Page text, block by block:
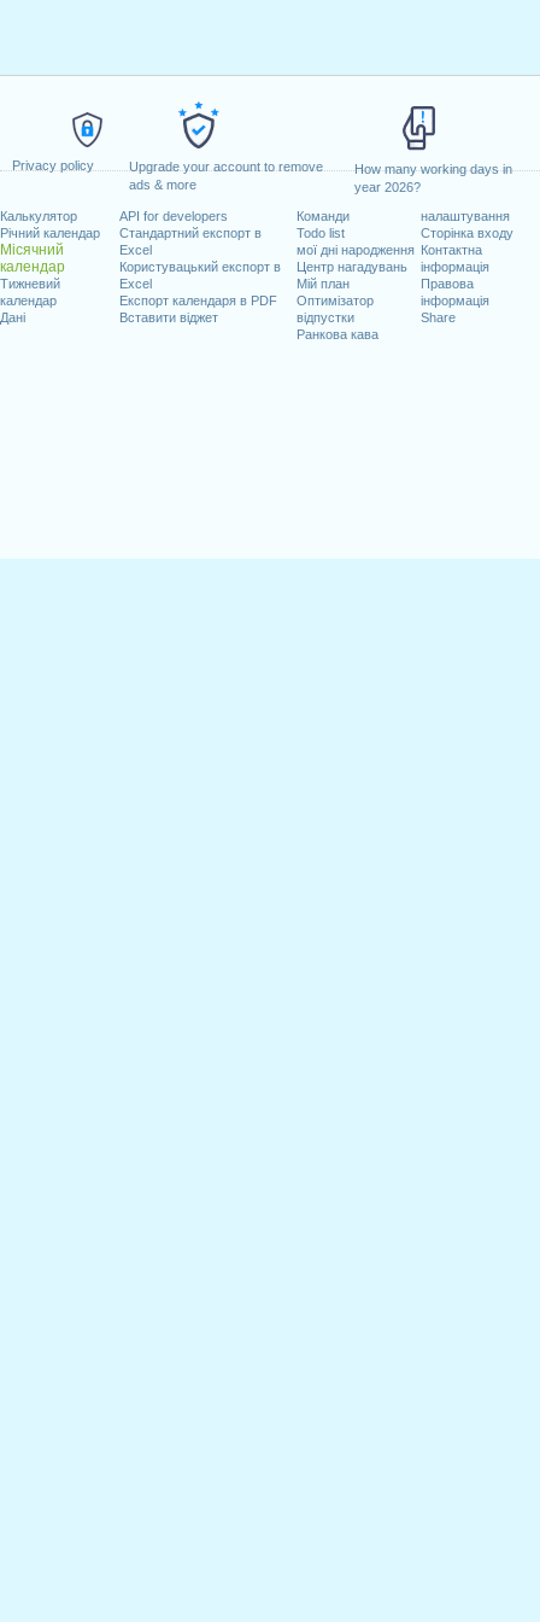
Privacy policy
Upgrade your account to remove
ads & more
How many working days in
year 2026?
Калькулятор
Річний календар
Місячний
календар
Тижневий
календар
Дані
API for developers
Стандартний експорт в
Excel
Користувацький експорт в
Excel
Експорт календаря в PDF
Вставити віджет
Команди
Todo list
мої дні народження
Центр нагадувань
Мій план
Оптимізатор
відпустки
Ранкова кава
налаштування
Сторінка входу
Контактна
інформація
Правова
інформація
Share